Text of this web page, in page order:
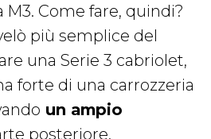
Come fare, quindi?
più semplice del
una Serie 3 cabriolet,
forte di una carrozzeria
un ampio
posteriore.